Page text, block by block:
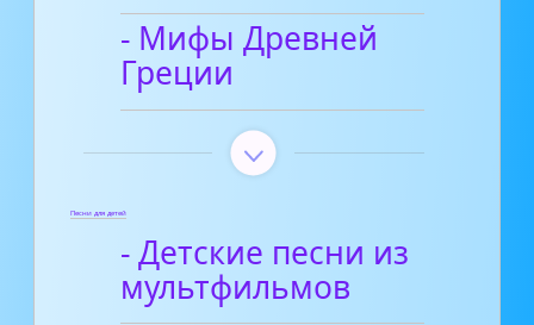
- Мифы Древней
Греции
Песни для детей
- Детские песни из
мультфильмов